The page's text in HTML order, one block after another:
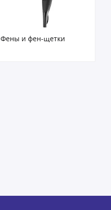
Фены и фен-щетки